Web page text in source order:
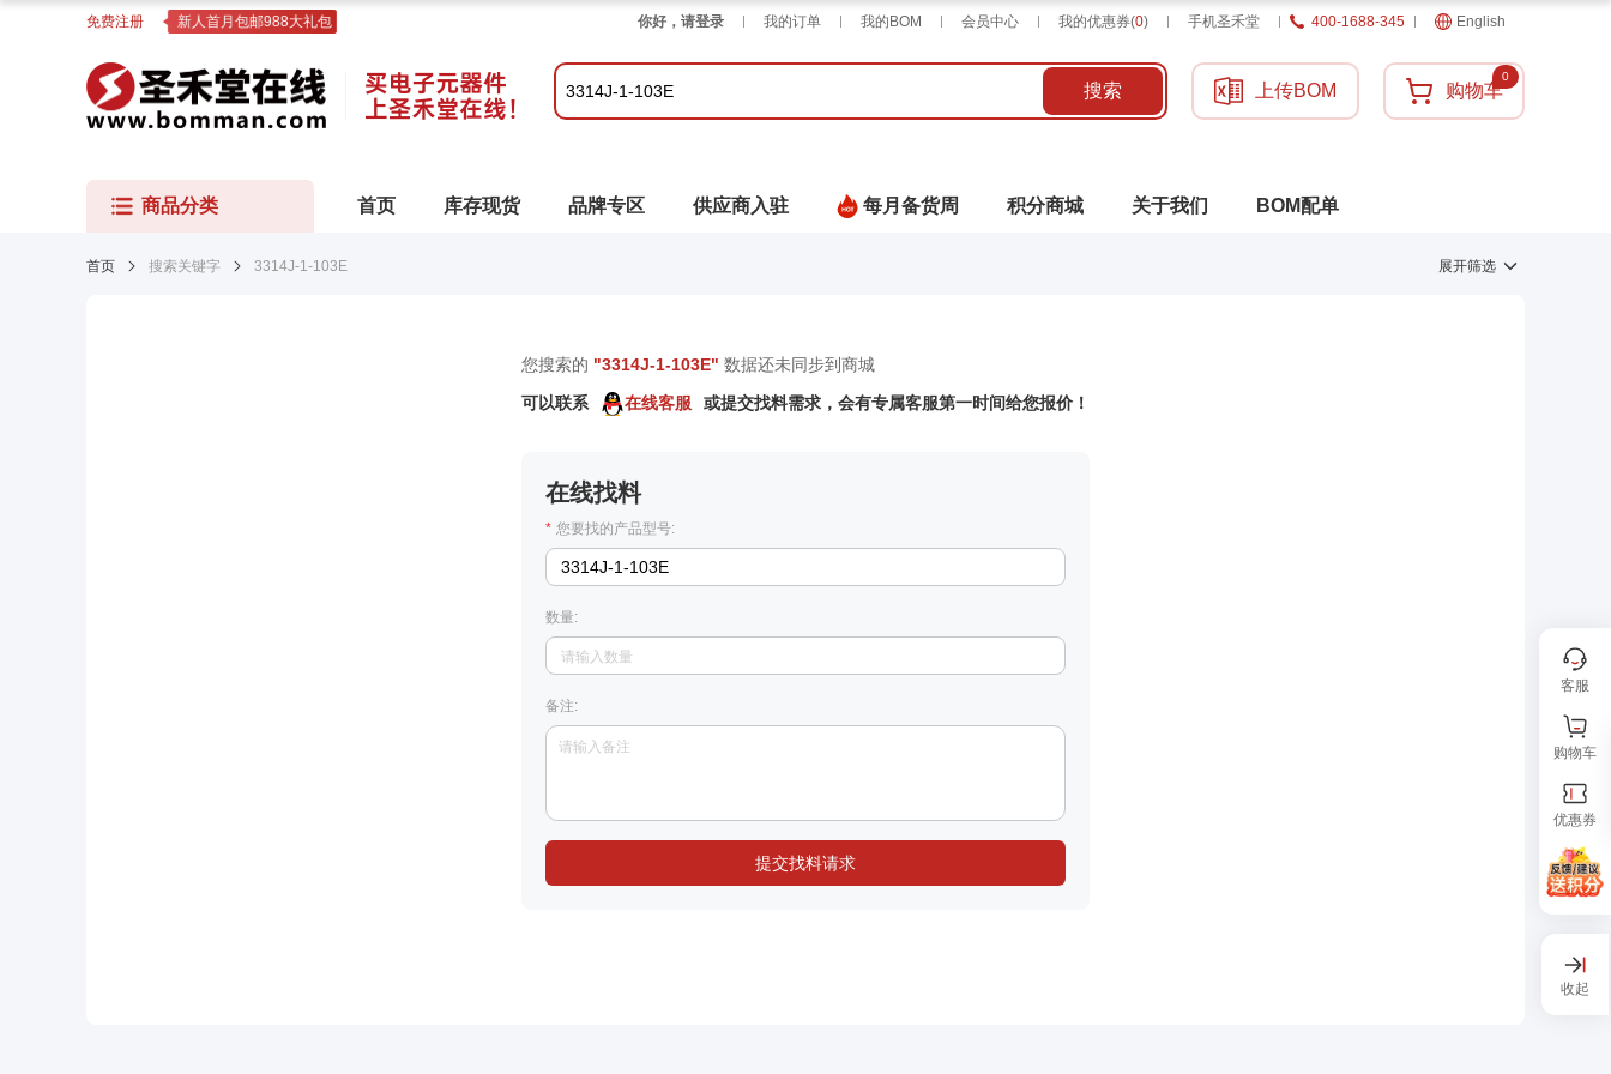
免费注册 新人首月包邮988大礼包 你好，请登录 我的订单 我的BOM 会员中心 我的优惠券(0) 手机圣禾堂 400-1688-345 English
搜索 上传BOM 购物车
0
商品分类 首页 库存现货 品牌专区 供应商入驻 每月备货周 积分商城 关于我们 BOM配单
首页 搜索关键字 3314J-1-103E 展开筛选
您搜索的 "3314J-1-103E" 数据还未同步到商城
可以联系
在线客服 或提交找料需求，会有专属客服第一时间给您报价！
在线找料
* 您要找的产品型号:
数量:
备注:
提交找料请求
客服
购物车
优惠券
收起